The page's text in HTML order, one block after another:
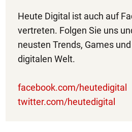
Heute Digital ist auch auf
vertreten. Folgen Sie uns
neusten Trends, Games
digitalen Welt.
facebook.com/heutedigital
twitter.com/heutedigital